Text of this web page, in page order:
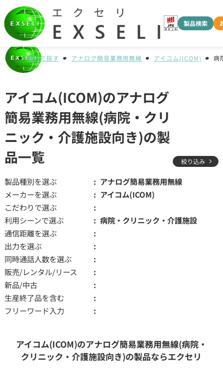
製品検索
種別で探す アナログ簡易業務用無線 アイコム(ICOM) 病
アイコム(ICOM)のアナログ
簡易業務用無線(病院・クリ
ニック・介護施設向き)の製
品一覧
絞り込み
製品種別を選ぶ
アナログ簡易業務用無線
メーカーを選ぶ
アイコム(ICOM)
こだわりで選ぶ
利用シーンで選ぶ
病院・クリニック・介護施設
通信距離を選ぶ
出力を選ぶ
同時通話人数を選ぶ
販売/レンタル/リース
新品/中古
生産終了品を含む
フリーワード入力
アイコム(ICOM)のアナログ簡易業務用無線(病院・
クリニック・介護施設向き)の製品ならエクセリ